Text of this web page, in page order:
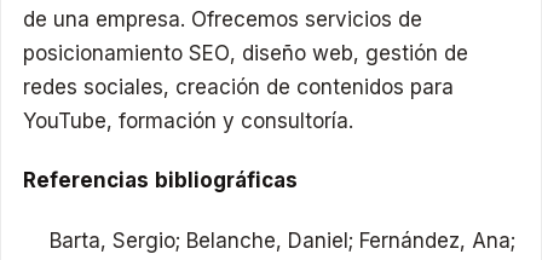
de una empresa. Ofrecemos servicios de
posicionamiento SEO, diseño web, gestión de
redes sociales, creación de contenidos para
YouTube, formación y consultoría.
Referencias bibliográficas
Barta, Sergio; Belanche, Daniel; Fernández, Ana;